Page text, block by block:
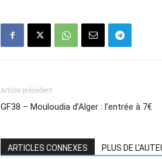
Article précédent
GF38 – Mouloudia d’Alger : l’entrée à 7€
ARTICLES CONNEXES PLUS DE